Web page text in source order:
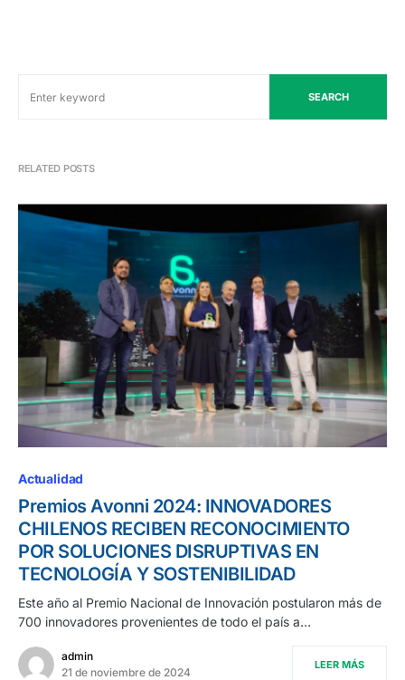
SEARCH
RELATED POSTS
Actualidad
Premios Avonni 2024: INNOVADORES
CHILENOS RECIBEN RECONOCIMIENTO
POR SOLUCIONES DISRUPTIVAS EN
TECNOLOGÍA Y SOSTENIBILIDAD
Este año al Premio Nacional de Innovación postularon más de
700 innovadores provenientes de todo el país a…
admin
21 de noviembre de 2024
LEER MÁS